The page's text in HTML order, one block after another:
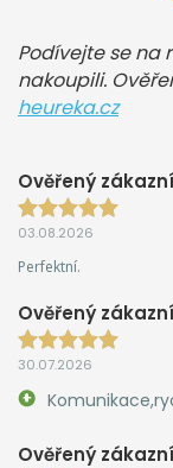
Podívejte se na
nakoupili.
heureka.cz
Ověřený
03.08.2026
Perfektní.
Ověřený
30.07.2026
Ověřený